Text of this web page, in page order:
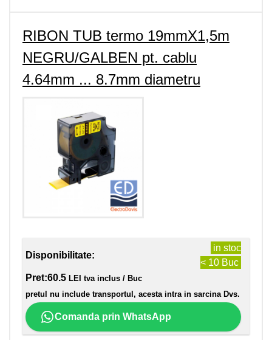
RIBON TUB termo 19mmX1,5m
NEGRU/GALBEN pt. cablu
4.64mm ... 8.7mm diametru
Disponibilitate:
in stoc
< 10 Buc
Pret:60.5 LEI tva inclus / Buc
pretul nu include transportul, acesta intra in sarcina Dvs.
Comanda prin WhatsApp